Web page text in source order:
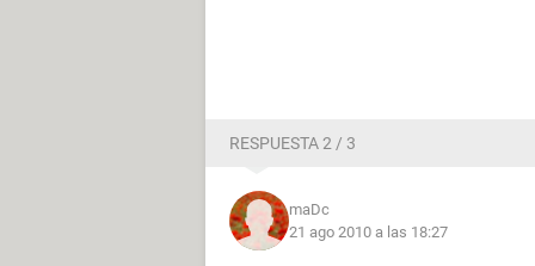
Controlador USB1 SiS 7001 PCI-
Dispositivos USB Dispositivo de
RESPUESTA 2 / 3
maDc
21 ago 2010 a las 18:27